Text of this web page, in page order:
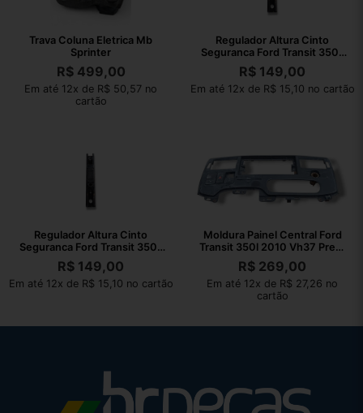
Trava Coluna Eletrica Mb
Sprinter
R$499,00
Em até 12x de R$ 50,57 no
cartão
Regulador Altura Cinto
Seguranca Ford Transit 350L
2010 VH37
R$ 149,00
Em até 12x de R$ 15,10 no cartão
Regulador Altura Cinto
Seguranca Ford Transit 350L
2010 VH37
R$ 149,00
Em até 12x de R$ 15,10 no cartão
Moldura Painel Central Ford
Transit 350l 2010 Vh37 Preto
Não Se Aplica
R$ 269,00
Em até 12x de R$ 27,26 no
cartão